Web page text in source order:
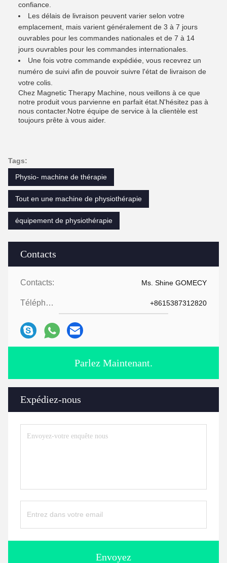
Contacts
Contacts: Ms. Shine GOMECY
Téléphone: +8615387312820
Parlez Maintenant.
Expédiez-nous
Envoyez
confiance.
Les délais de livraison peuvent varier selon votre
emplacement, mais varient généralement de 3 à 7 jours
ouvrables pour les commandes nationales et de 7 à 14
jours ouvrables pour les commandes internationales.
Une fois votre commande expédiée, vous recevrez un
numéro de suivi afin de pouvoir suivre l'état de livraison de
votre colis.
Chez Magnetic Therapy Machine, nous veillons à ce que
notre produit vous parvienne en parfait état.N'hésitez pas à
nous contacter.Notre équipe de service à la clientèle est
toujours prête à vous aider.
Tags:
Physio- machine de thérapie
Tout en une machine de physiothérapie
équipement de physiothérapie